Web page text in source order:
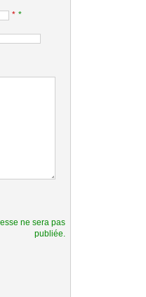
* *
ne sera pas
publiée.